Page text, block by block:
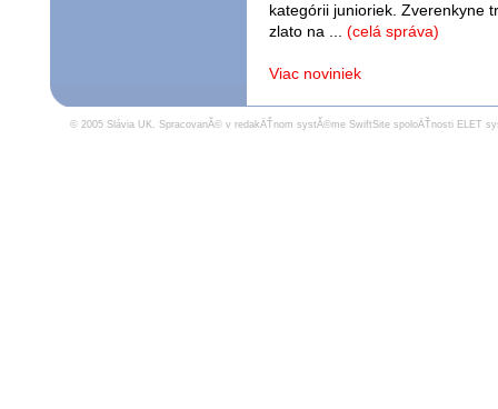
kategórii junioriek. Zverenkyne
zlato na ... (celá správa)
Viac noviniek
© 2005 Slávia UK. SpracovanĂ© v redakÄŤnom systĂ©me SwiftSite spoloÄŤnosti ELET